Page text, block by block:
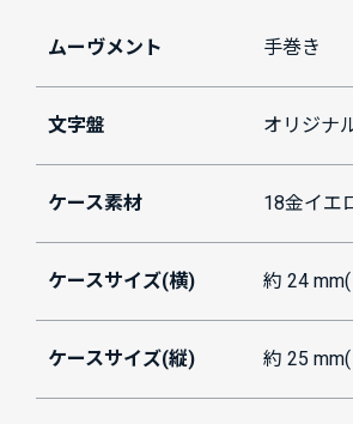
ムーヴメント 手巻き
文字盤 オリジナ
ケース素材 18金イエ
ケースサイズ(横) 約 24
ケースサイズ(縦) 約 25